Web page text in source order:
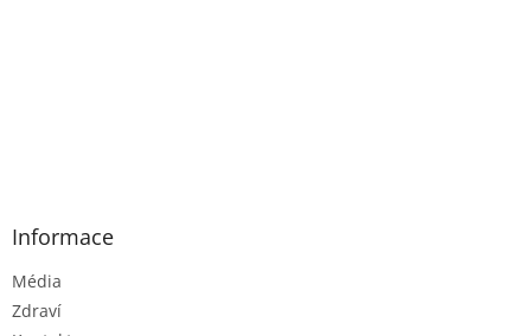
Informace
Média
Zdraví